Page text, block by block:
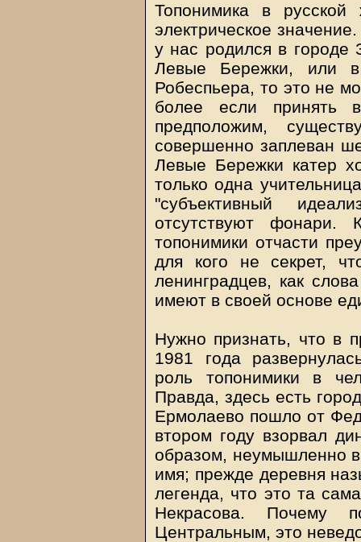
Топонимика в
электрическое
у нас родился в городе
Левые Бережки, или
Робеспьера, то это не
более если принять
предположим,
совершенно заплеван
Левые Бережки катер
только одна
"субъективный
отсутствуют фонари.
топонимики отчасти
для кого не секрет,
ленинградцев, как
имеют в своей основе
Нужно признать, что в
1981 года
роль топонимики в
Правда, здесь есть
Ермолаево пошло от
втором году взорвал
образом, неумышленно
имя; прежде деревня
легенда, что это та
Некрасова. Почему
Центральным, это